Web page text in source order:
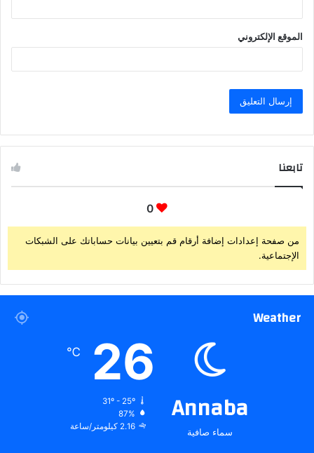
الموقع الإلكتروني
تابعنا
0
من صفحة إعدادات إضافة أرقام قم بتعيين بيانات حساباتك على الشبكات
الإجتماعية.
Weather
Annaba
سماء صافية
26
℃
31º - 25º
87%
2.16 كيلومتر/ساعة